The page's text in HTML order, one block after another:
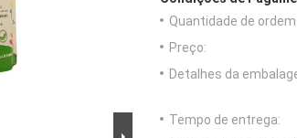
Quantidade de
Preço:
Detalhes da
Tempo de entrega: